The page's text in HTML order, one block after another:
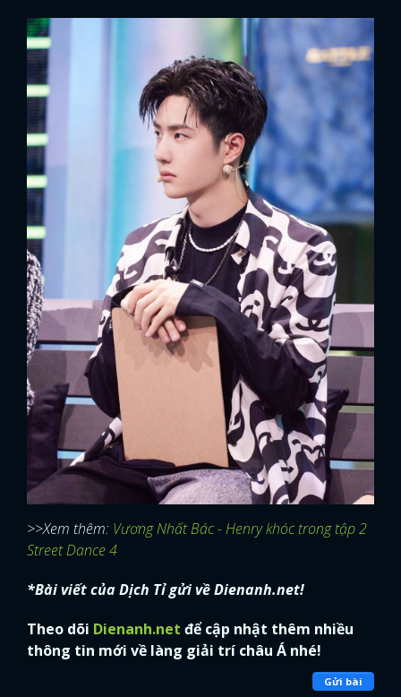
x
>>Xem thêm: Vương Nhất Bác - Henry khóc trong tập 2
Street Dance 4
*Bài viết của Dịch Tỉ gửi về Dienanh.net!
Theo dõi Dienanh.net để cập nhật thêm nhiều
thông tin mới về làng giải trí châu Á nhé!
Gửi bài